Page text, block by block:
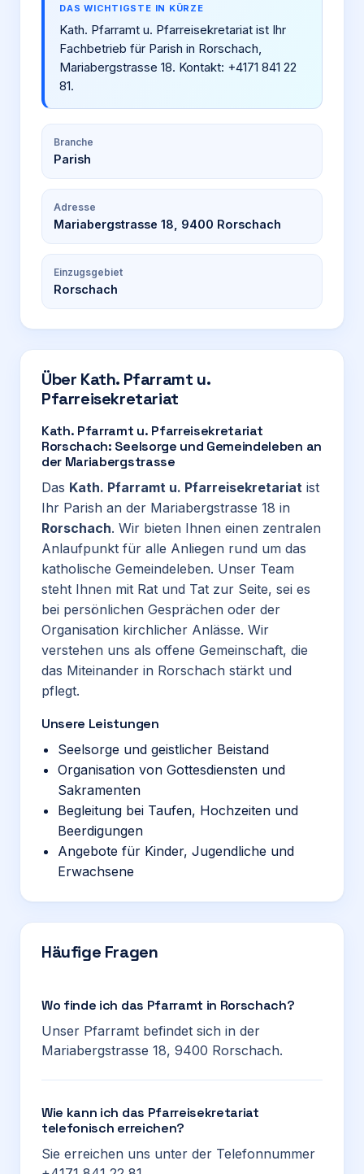
DAS WICHTIGSTE IN KÜRZE
Kath. Pfarramt u. Pfarreisekretariat ist Ihr
Fachbetrieb für Parish in Rorschach,
Mariabergstrasse 18. Kontakt: +4171 841 22
81.
Branche
Parish
Adresse
Mariabergstrasse 18, 9400 Rorschach
Einzugsgebiet
Rorschach
Über Kath. Pfarramt u.
Pfarreisekretariat
Kath. Pfarramt u. Pfarreisekretariat
Rorschach: Seelsorge und Gemeindeleben an
der Mariabergstrasse
Das Kath. Pfarramt u. Pfarreisekretariat ist
Ihr Parish an der Mariabergstrasse 18 in
Rorschach. Wir bieten Ihnen einen zentralen
Anlaufpunkt für alle Anliegen rund um das
katholische Gemeindeleben. Unser Team
steht Ihnen mit Rat und Tat zur Seite, sei es
bei persönlichen Gesprächen oder der
Organisation kirchlicher Anlässe. Wir
verstehen uns als offene Gemeinschaft, die
das Miteinander in Rorschach stärkt und
pflegt.
Unsere Leistungen
Seelsorge und geistlicher Beistand
Organisation von Gottesdiensten und
Sakramenten
Begleitung bei Taufen, Hochzeiten und
Beerdigungen
Angebote für Kinder, Jugendliche und
Erwachsene
Häufige Fragen
Wo finde ich das Pfarramt in Rorschach?
Unser Pfarramt befindet sich in der
Mariabergstrasse 18, 9400 Rorschach.
Wie kann ich das Pfarreisekretariat
telefonisch erreichen?
Sie erreichen uns unter der Telefonnummer